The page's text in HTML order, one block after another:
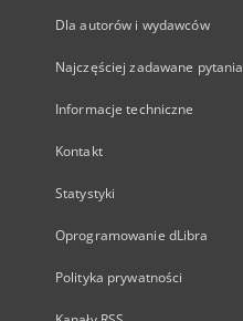
Dla autorów i wydawców
Najczęściej zadawane pytania
Informacje techniczne
Kontakt
Statystyki
Oprogramowanie dLibra
Polityka prywatności